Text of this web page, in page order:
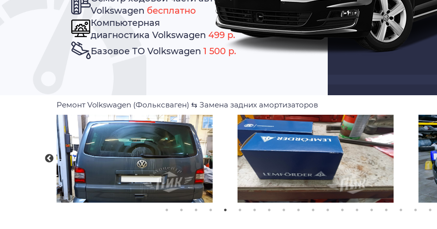
Volkswagen бесплатно
Компьютерная
диагностика Volkswagen 499 р.
Базовое ТО Volkswagen 1 500 р.
Ремонт Volkswagen (Фольксваген) ⇆ Замена задних амортизаторов